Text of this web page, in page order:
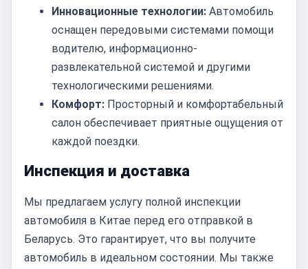
Инновационные технологии: Автомобиль
оснащен передовыми системами помощи
водителю, информационно-
развлекательной системой и другими
технологическими решениями.
Комфорт: Просторный и комфортабельный
салон обеспечивает приятные ощущения от
каждой поездки.
Инспекция и доставка
Мы предлагаем услугу полной инспекции
автомобиля в Китае перед его отправкой в
Беларусь. Это гарантирует, что вы получите
автомобиль в идеальном состоянии. Мы также